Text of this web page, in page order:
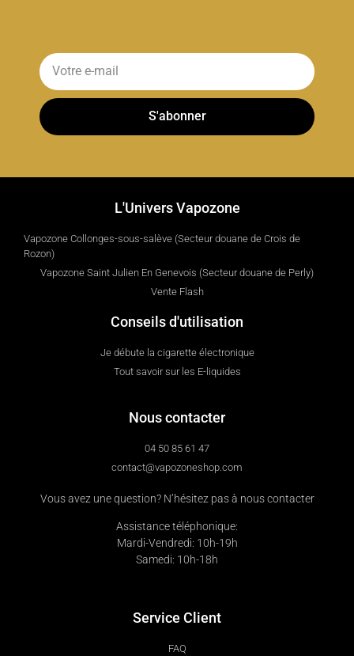
S'abonner
L'Univers Vapozone
Vapozone Collonges-sous-salève (Secteur douane de Crois de
Rozon)
Vapozone Saint Julien En Genevois (Secteur douane de Perly)
Vente Flash
Conseils d'utilisation
Je débute la cigarette électronique
Tout savoir sur les E-liquides
Nous contacter
04 50 85 61 47
contact@vapozoneshop.com
Vous avez une question? N’hésitez pas à nous contacter
Assistance téléphonique:
Mardi-Vendredi: 10h-19h
Samedi: 10h-18h
Service Client
FAQ